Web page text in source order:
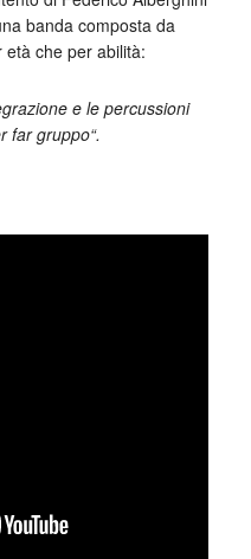
banda composta da
che per abilità:
e le percussioni
far gruppo“.